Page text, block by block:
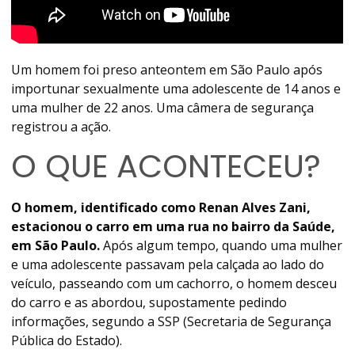
Um homem foi preso anteontem em São Paulo após
importunar sexualmente uma adolescente de 14 anos e
uma mulher de 22 anos. Uma câmera de segurança
registrou a ação.
O QUE ACONTECEU?
O homem, identificado como Renan Alves Zani,
estacionou o carro em uma rua no bairro da Saúde,
em São Paulo.Após algum tempo, quando uma mulher
e uma adolescente passavam pela calçada ao lado do
veículo, passeando com um cachorro, o homem desceu
do carro e as abordou, supostamente pedindo
informações, segundo a SSP (Secretaria de Segurança
Pública do Estado).